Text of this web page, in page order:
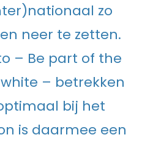
zo
neer te zetten.
– Be part of the
– betrekken
bij het
is daarmee een